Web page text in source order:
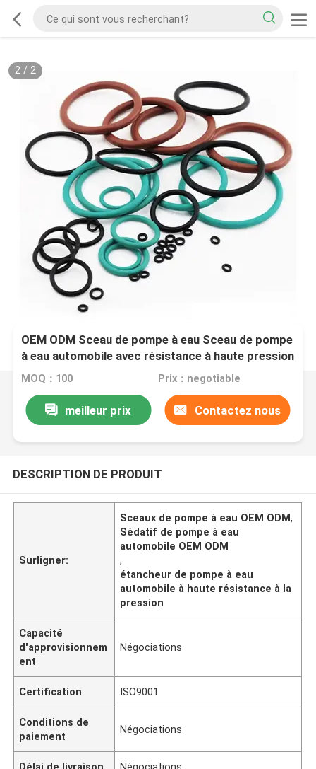
2/ 2
OEM ODM Sceau de pompe à eau Sceau de pompe
à eau automobile avec résistance à haute pression
MOQ：100 Prix：negotiable
meilleur prix Contactez nous
DESCRIPTION DE PRODUIT
Surligner:
Sceaux de pompe à eau OEM ODM,
Sédatif de pompe à eau
automobile OEM ODM
,
étancheur de pompe à eau
automobile à haute résistance à la
pression
Capacité
d'approvisionnem
ent
Négociations
Certification ISO9001
Conditions de
paiement
Négociations
Délai de livraison Négociations